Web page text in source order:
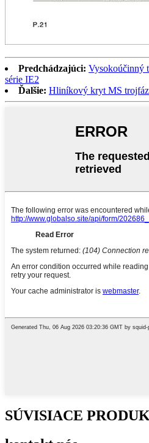
Predchádzajúci: Vysokoúčinný
série IE2
Ďalšie: Hliníkový kryt MS
SÚVISIACE